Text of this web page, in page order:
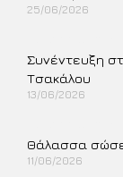
25/06/2026
Συνέντευξη
Τσακάλου
13/06/2026
Θάλασσα σώσε
11/06/2026